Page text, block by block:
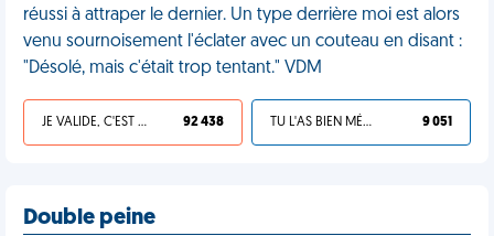
réussi à attraper le dernier. Un type derrière moi est alors
venu sournoisement l'éclater avec un couteau en disant :
"Désolé, mais c'était trop tentant." VDM
JE VALIDE, C'EST UNE VDM 92 438 TU L'AS BIEN MÉRITÉ 9 051
Double peine